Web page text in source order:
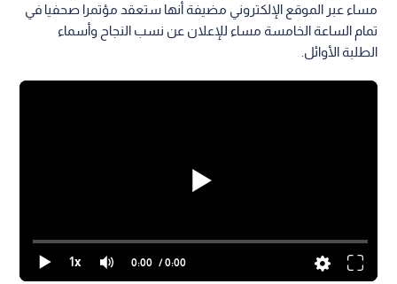
مساء عبر الموقع الإلكتروني مضيفة أنها ستعقد مؤتمرا صحفيا في
تمام الساعة الخامسة مساء للإعلان عن نسب النجاح وأسماء
الطلبة الأوائل.
1x 0:00 / 0:00